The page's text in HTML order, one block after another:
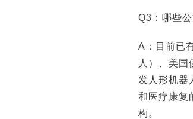
Q3：哪些
A：目前已
人）、美
发人形机器
和医疗康复
构。
实世界之后：安全、健康与产业的新